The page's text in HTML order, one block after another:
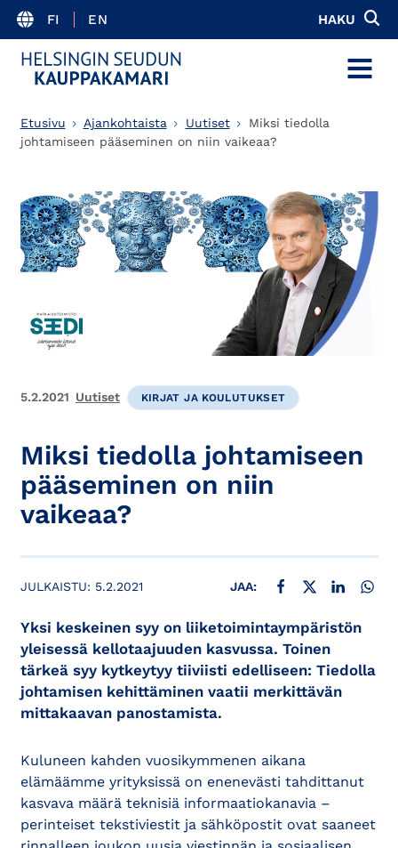
FI EN HAKU
MENU
Etusivu Ajankohtaista Uutiset
Miksi tiedolla
johtamiseen pääseminen on niin vaikeaa?
5.2.2021 Uutiset KIRJAT JA KOULUTUKSET
Miksi tiedolla johtamiseen
pääseminen on niin
vaikeaa?
JULKAISTU: 5.2.2021 JAA: JAA FACEBOOKISSA
JAA X:SSÄ JAA
Yksi keskeinen syy on liiketoimintaympäristön
yleisessä kellotaajuuden kasvussa. Toinen
tärkeä syy kytkeytyy tiiviisti edelliseen: Tiedolla
johtamisen kehittäminen vaatii merkittävän
mittakaavan panostamista.
Kuluneen kahden vuosikymmenen aikana
elämäämme yrityksissä on enenevästi tahdittanut
kasvava määrä teknisiä informaatiokanavia –
perinteiset tekstiviestit ja sähköpostit ovat saaneet